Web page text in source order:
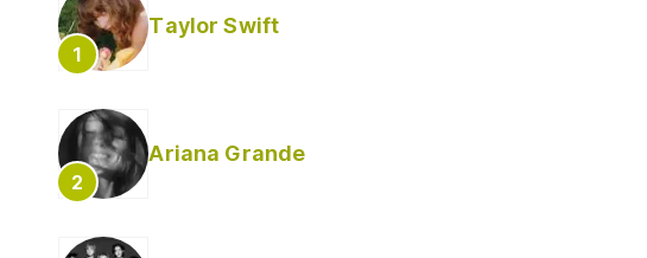
Taylor Swift
Ariana Grande